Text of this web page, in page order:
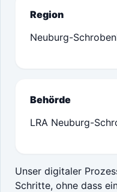
Region
Neuburg-
Behörde
LRA Neuburg-
Unser digitaler
Schritte, ohne dass